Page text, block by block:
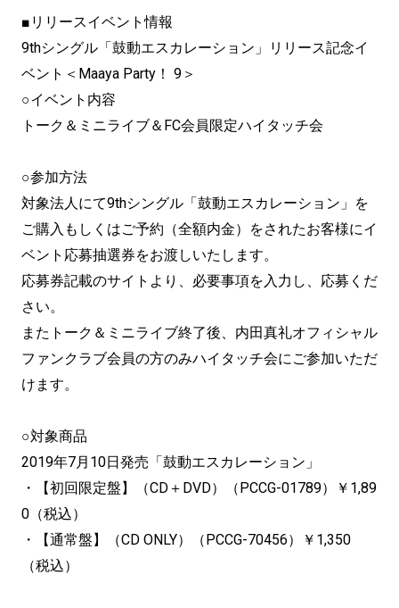
■リリースイベント情報
9thシングル「鼓動エスカレーション」リリース記念イ
ベント＜Maaya Party！ 9＞
○イベント内容
トーク＆ミニライブ＆FC会員限定ハイタッチ会
○参加方法
対象法人にて9thシングル「鼓動エスカレーション」を
ご購入もしくはご予約（全額内金）をされたお客様にイ
ベント応募抽選券をお渡しいたします。
応募券記載のサイトより、必要事項を入力し、応募くだ
さい。
またトーク＆ミニライブ終了後、内田真礼オフィシャル
ファンクラブ会員の方のみハイタッチ会にご参加いただ
けます。
○対象商品
2019年7月10日発売「鼓動エスカレーション」
・【初回限定盤】（CD＋DVD）（PCCG-01789）￥1,89
0（税込）
・【通常盤】（CD ONLY）（PCCG-70456）￥1,350
（税込）